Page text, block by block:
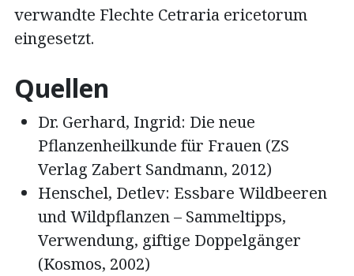
verwandte Flechte Cetraria ericetorum
eingesetzt.
Quellen
Dr. Gerhard, Ingrid: Die neue
Pflanzenheilkunde für Frauen (ZS
Verlag Zabert Sandmann, 2012)
Henschel, Detlev: Essbare Wildbeeren
und Wildpflanzen – Sammeltipps,
Verwendung, giftige Doppelgänger
(Kosmos, 2002)